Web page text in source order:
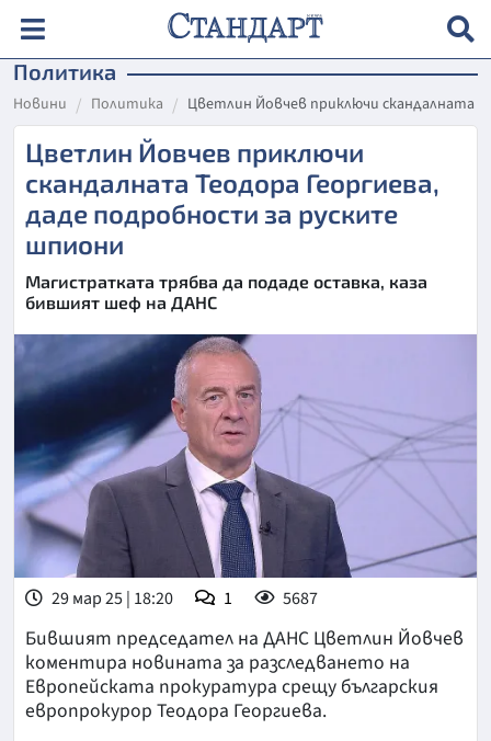
Политика
Новини Политика Цветлин Йовчев приключи скандалната
Цветлин Йовчев приключи
скандалната Теодора Георгиева,
даде подробности за руските
шпиони
Магистратката трябва да подаде оставка, каза
бившият шеф на ДАНС
29 мар 25 | 18:20 1 5687
Бившият председател на ДАНС Цветлин Йовчев
коментира новината за разследването на
Европейската прокуратура срещу българския
европрокурор Теодора Георгиева.